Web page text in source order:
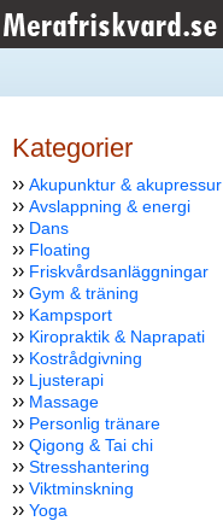
Kategorier
›› Akupunktur & akupressur
›› Avslappning & energi
›› Dans
›› Floating
›› Friskvårdsanläggningar
›› Gym & träning
›› Kampsport
›› Kiropraktik & Naprapati
›› Kostrådgivning
›› Ljusterapi
›› Massage
›› Personlig tränare
›› Qigong & Tai chi
›› Stresshantering
›› Viktminskning
›› Yoga